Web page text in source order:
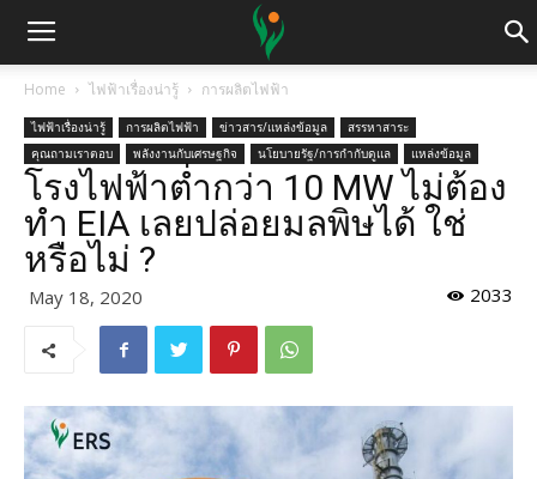
Home ไฟฟ้าเรื่องน่ารู้ การผลิตไฟฟ้า
ไฟฟ้าเรื่องน่ารู้ การผลิตไฟฟ้า ข่าวสาร/แหล่งข้อมูล
สรรหาสาระ
คุณถามเราตอบ
พลังงานกับเศรษฐกิจ นโยบายรัฐ/การกำกับดูแล แหล่งข้อมูล
โรงไฟฟ้าต่ำกว่า 10 MW ไม่ต้อง
ทำ EIA เลยปล่อยมลพิษได้ ใช่
หรือไม่ ?
May 18, 2020 2033